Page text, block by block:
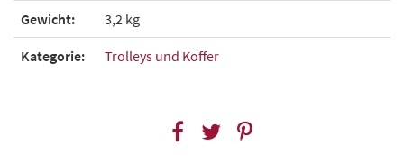
Gewicht: 3,2 kg
Kategorie: Trolleys und Koffer